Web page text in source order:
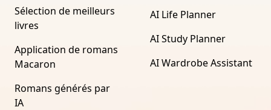
Sélection de meilleurs
livres
Application de romans
Macaron
Romans générés par
IA
AI Life Planner
AI Study Planner
AI Wardrobe Assistant